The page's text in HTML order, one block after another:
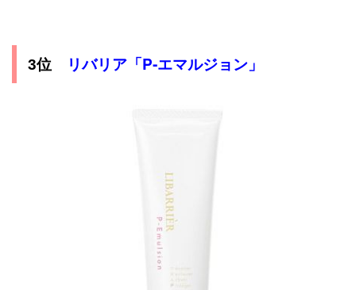
3位 リバリア「P‐エマルジョン」